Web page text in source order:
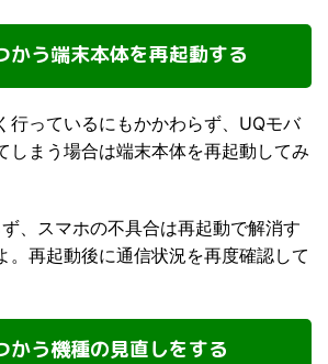
かう端末本体を再起動する
行っているにもかかわらず、UQモバ
しまう場合は端末本体を再起動してみ
、スマホの不具合は再起動で解消す
。再起動後に通信状況を再度確認して
かう機種の見直しをする